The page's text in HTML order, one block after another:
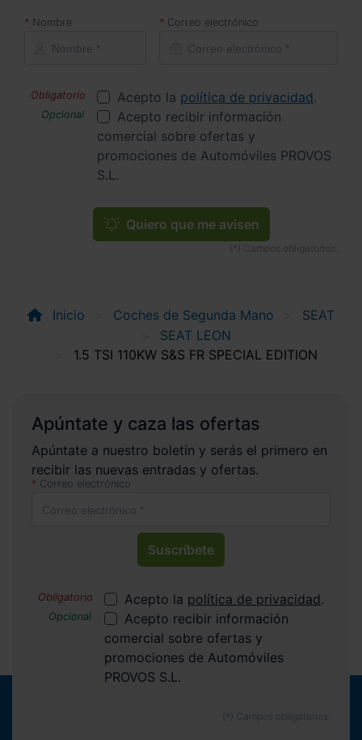
Nombre Correo electrónico
Acepto la política de privacidad.
Acepto recibir información
comercial sobre ofertas y
promociones de Automóviles PROVOS
S.L.
Quiero que me avisen
Inicio Coches de Segunda Mano
SEAT
SEAT LEON
1.5 TSI 110KW S&S FR SPECIAL EDITION
Apúntate y caza las ofertas
Apúntate a nuestro boletín y serás el primero en
recibir las nuevas entradas y ofertas.
Correo electrónico
Suscríbete
Acepto la política de privacidad.
Acepto recibir información
comercial sobre ofertas y
promociones de Automóviles
PROVOS S.L.